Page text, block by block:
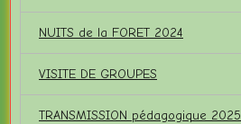
NUITS de la FORET 2024
VISITE DE GROUPES
TRANSMISSION pédagogique 2025